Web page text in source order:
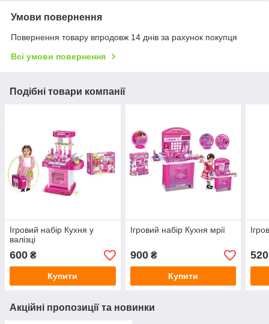
Умови повернення
Повернення товару впродовж 14 днів за рахунок покупця
Всі умови повернення
Подібні товари компанії
Ігровий набір Кухня у
валізці
600 ₴
Купити
Ігровий набір Кухня мрії
900₴
Купити
520
Акційні пропозиції та новинки